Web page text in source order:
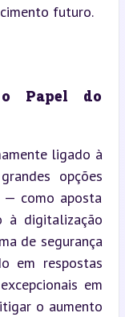
futuro.
Papel do
ligado à
opções
— como aposta
à digitalização
de segurança
em respostas
em
o aumento